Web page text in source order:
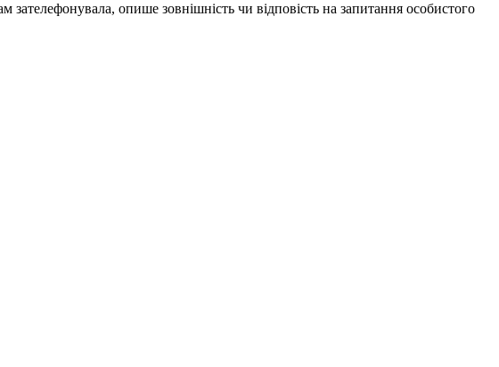
опише зовнішність чи відповість на запитання особистого